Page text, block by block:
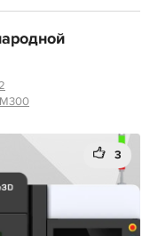
3